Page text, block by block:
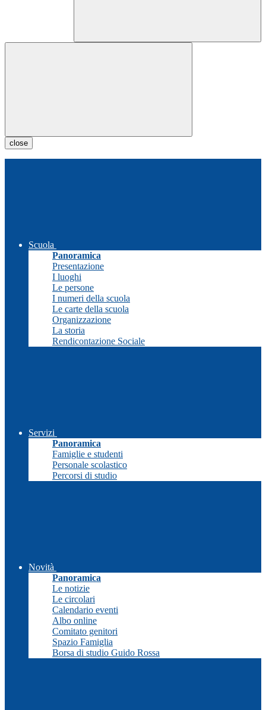
close
Scuola
Panoramica
Presentazione
I luoghi
Le persone
I numeri della scuola
Le carte della scuola
Organizzazione
La storia
Rendicontazione Sociale
Servizi
Panoramica
Famiglie e studenti
Personale scolastico
Percorsi di studio
Novità
Panoramica
Le notizie
Le circolari
Calendario eventi
Albo online
Comitato genitori
Spazio Famiglia
Borsa di studio Guido Rossa